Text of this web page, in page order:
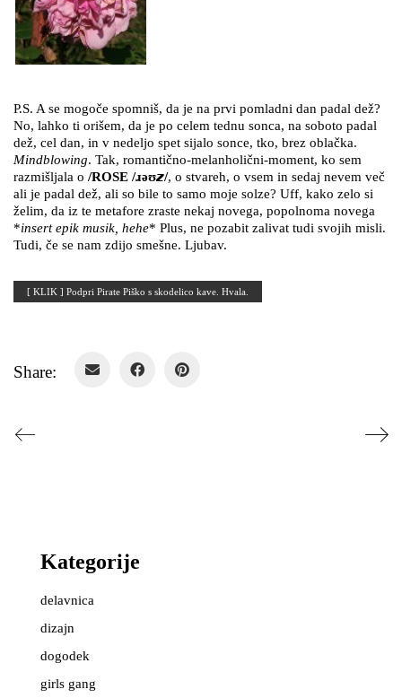
P.S. A se mogoče spomniš, da je na prvi pomladni dan padal dež?
No, lahko ti orišem, da je po celem tednu sonca, na soboto padal
dež, cel dan, in v nedeljo spet sijalo sonce, tko, brez oblačka.
Mindblowing. Tak, romantično-melanholični-moment, ko sem
razmišljala o /ROSE /ɹəʊ𝙯/, o stvareh, o vsem in sedaj nevem več
ali je padal dež, ali so bile to samo moje solze? Uff, kako zelo si
želim, da iz te metafore zraste nekaj novega, popolnoma novega
*insert epik musik, hehe* Plus, ne pozabit zalivat tudi svojih misli.
Tudi, če se nam zdijo smešne. Ljubav.
[ KLIK ] Podpri Pirate Piško s skodelico kave. Hvala.
Share:
Kategorije
delavnica
dizajn
dogodek
girls gang